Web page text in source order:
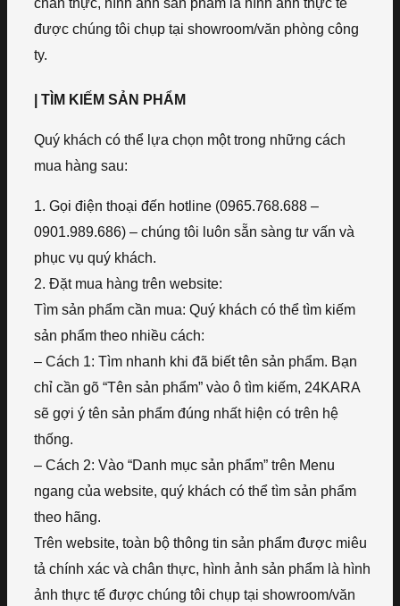
được chúng tôi chụp tại showroom/văn phòng công
ty.
| TÌM KIẾM SẢN PHẨM
Quý khách có thể lựa chọn một trong những cách
mua hàng sau:
1. Gọi điện thoại đến hotline (0965.768.688 –
0901.989.686) – chúng tôi luôn sẵn sàng tư vấn và
phục vụ quý khách.
2. Đặt mua hàng trên website:
Tìm sản phẩm cần mua: Quý khách có thể tìm kiếm
sản phẩm theo nhiều cách:
– Cách 1: Tìm nhanh khi đã biết tên sản phẩm. Bạn
chỉ cần gõ “Tên sản phẩm” vào ô tìm kiếm, 24KARA
sẽ gợi ý tên sản phẩm đúng nhất hiện có trên hệ
thống.
– Cách 2: Vào “Danh mục sản phẩm” trên Menu
ngang của website, quý khách có thể tìm sản phẩm
theo hãng.
Trên website, toàn bộ thông tin sản phẩm được miêu
tả chính xác và chân thực, hình ảnh sản phẩm là hình
ảnh thực tế được chúng tôi chụp tại showroom/văn